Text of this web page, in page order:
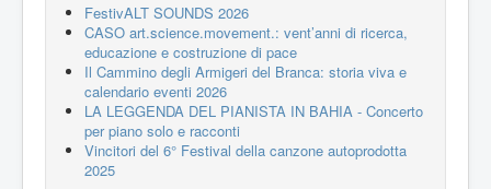
FestivALT SOUNDS 2026
CASO art.science.movement.: vent’anni di ricerca,
educazione e costruzione di pace
Il Cammino degli Armigeri del Branca: storia viva e
calendario eventi 2026
LA LEGGENDA DEL PIANISTA IN BAHIA - Concerto
per piano solo e racconti
Vincitori del 6° Festival della canzone autoprodotta
2025